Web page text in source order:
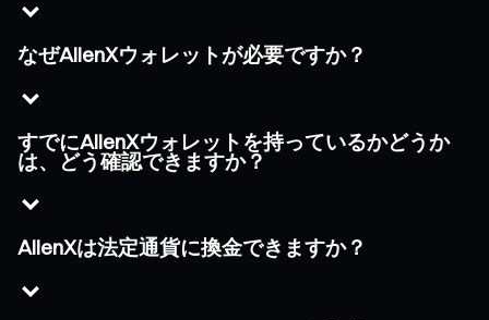
なぜAlienXウォレットが必要ですか？
すでにAlienXウォレットを持っているかどうか
は、どう確認できますか？
AlienXは法定通貨に換金できますか？